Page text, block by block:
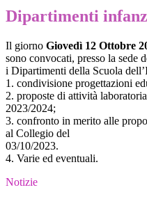
Dipartimenti
Il giorno Giovedì 12 Ottobre
sono convocati, presso la sede
i Dipartimenti della Scuola
1. condivisione progettazioni
2. proposte di attività
2023/2024;
3. confronto in merito alle
al Collegio del
03/10/2023.
4. Varie ed eventuali.
Notizie